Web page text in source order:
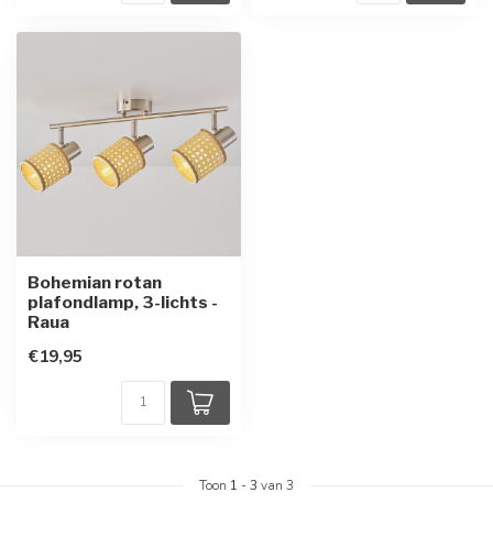
Bohemian rotan
plafondlamp, 3-lichts -
Raua
€19,95
Toon 1 - 3 van 3